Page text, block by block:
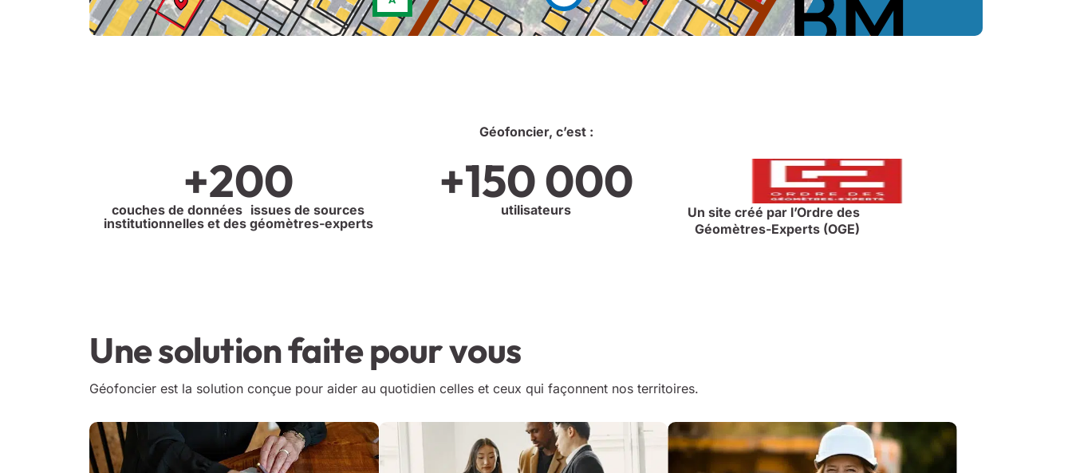
Géofoncier, c’est :
couches de données issues de sources
institutionnelles et des géomètres-experts
+200
utilisateurs
+150 000
Un site créé par l’Ordre des
Géomètres-Experts (OGE)
Une solution faite pour vous
Géofoncier est la solution conçue pour aider au quotidien celles et ceux qui façonnent nos territoires.